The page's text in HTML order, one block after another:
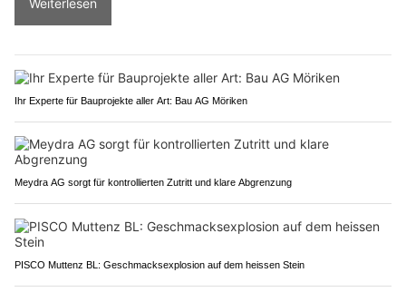
Weiterlesen
Ihr Experte für Bauprojekte aller Art: Bau AG Möriken
Meydra AG sorgt für kontrollierten Zutritt und klare Abgrenzung
PISCO Muttenz BL: Geschmacksexplosion auf dem heissen Stein